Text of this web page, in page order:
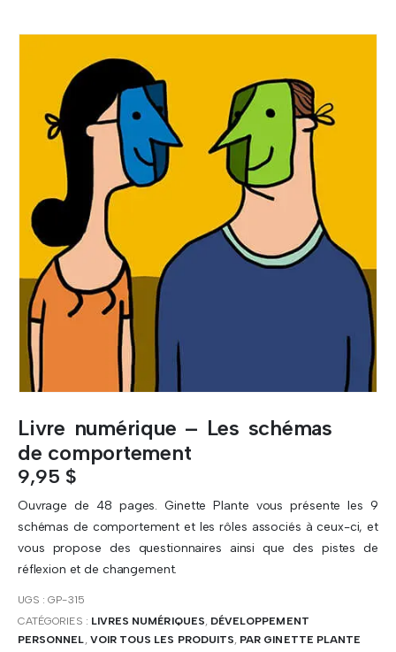
Livre numérique – Les schémas
de comportement
9,95 $
Ouvrage de 48 pages. Ginette Plante vous présente les 9
schémas de comportement et les rôles associés à ceux-ci, et
vous propose des questionnaires ainsi que des pistes de
réflexion et de changement.
UGS :GP-315
CATÉGORIES : LIVRES NUMÉRIQUES, DÉVELOPPEMENT
PERSONNEL, VOIR TOUS LES PRODUITS, PAR GINETTE PLANTE